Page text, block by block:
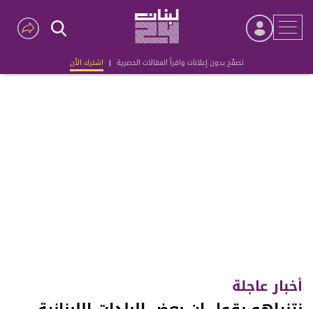
تصفّح بدون إعلانات واقرأ المقالات الحصرية | اشترك الآن
Advertisement
أخبار عاجلة